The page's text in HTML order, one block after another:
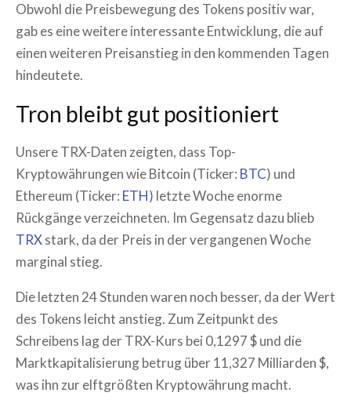
Obwohl die Preisbewegung des Tokens positiv war,
gab es eine weitere interessante Entwicklung, die auf
einen weiteren Preisanstieg in den kommenden Tagen
hindeutete.
Tron bleibt gut positioniert
Unsere TRX-Daten zeigten, dass Top-
Kryptowährungen wie Bitcoin (Ticker: BTC) und
Ethereum (Ticker: ETH) letzte Woche enorme
Rückgänge verzeichneten. Im Gegensatz dazu blieb
TRXstark, da der Preis in der vergangenen Woche
marginal stieg.
Die letzten 24 Stunden waren noch besser, da der Wert
des Tokens leicht anstieg. Zum Zeitpunkt des
Schreibens lag der TRX-Kurs bei 0,1297 $ und die
Marktkapitalisierung betrug über 11,327 Milliarden $,
was ihn zur elftgrößten Kryptowährung macht.